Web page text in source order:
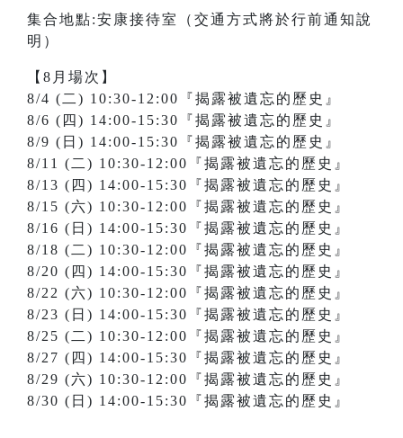
集合地點:安康接待室（交通方式將於行前通知說
明）
【8月場次】
8/4 (二) 10:30-12:00『揭露被遺忘的歷史』
8/6 (四) 14:00-15:30『揭露被遺忘的歷史』
8/9 (日) 14:00-15:30『揭露被遺忘的歷史』
8/11 (二) 10:30-12:00『揭露被遺忘的歷史』
8/13 (四) 14:00-15:30『揭露被遺忘的歷史』
8/15 (六) 10:30-12:00『揭露被遺忘的歷史』
8/16 (日) 14:00-15:30『揭露被遺忘的歷史』
8/18 (二) 10:30-12:00『揭露被遺忘的歷史』
8/20 (四) 14:00-15:30『揭露被遺忘的歷史』
8/22 (六) 10:30-12:00『揭露被遺忘的歷史』
8/23 (日) 14:00-15:30『揭露被遺忘的歷史』
8/25 (二) 10:30-12:00『揭露被遺忘的歷史』
8/27 (四) 14:00-15:30『揭露被遺忘的歷史』
8/29 (六) 10:30-12:00『揭露被遺忘的歷史』
8/30 (日) 14:00-15:30『揭露被遺忘的歷史』